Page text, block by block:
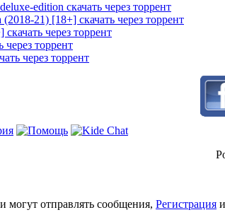
edition скачать через торрент
21) [18+] скачать через торрент
через торрент
через торрент
через торрент
могут отправлять сообщения, Регистрация и